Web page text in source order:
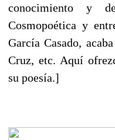
conocimiento y
Cosmopoética y
García Casado,
Cruz, etc. Aquí
su poesía.]